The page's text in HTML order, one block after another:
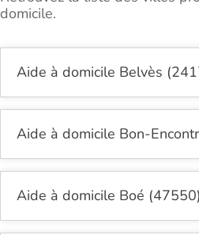
domicile.
Aide à domicile Belvès
Aide à domicile Bon-
Aide à domicile Boé (47550)